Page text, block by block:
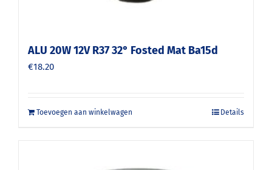
ALU 20W 12V R37 32° Fosted Mat Ba15d
€18.20
Toevoegen aan winkelwagen Details